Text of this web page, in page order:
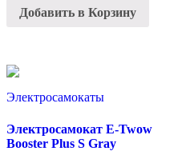
Добавить в Корзину
Электросамокаты
Электросамокат E-Twow
Booster Plus S Gray